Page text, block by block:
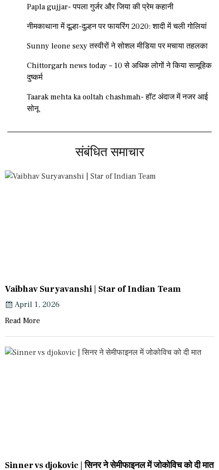
Papla gujjar- पपला गुर्जर और जिया की प्रेम कहानी
नीमकाथाना में दूल्हा-दुल्हन पर फायरिंग 2020: शादी में चली गोलियां
Sunny leone sexy तस्वीरों ने सोशल मीडिया पर मचाया तहलका
Chittorgarh news today – 10 से अधिक लोगों ने किया सामूहिक
दुष्कर्म
Taarak mehta ka ooltah chashmah- हॉट अंदाज में नजर आई
सोनू
संबंधित समाचार
Vaibhav Suryavanshi | Star of Indian Team
April 1, 2026
Read More
Sinner vs djokovic | सिनर ने सेमीफाइनल में जोकोविच को दी मात